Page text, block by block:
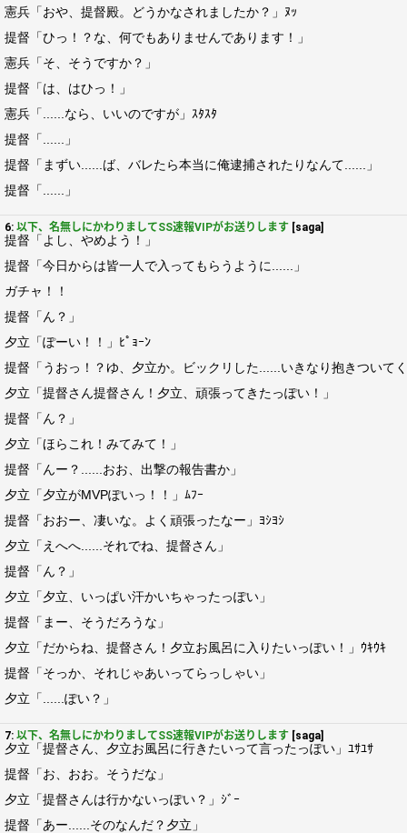
憲兵「おや、提督殿。どうかなされましたか？」ﾇｯ
提督「ひっ！？な、何でもありませんであります！」
憲兵「そ、そうですか？」
提督「は、はひっ！」
憲兵「......なら、いいのですが」ｽﾀｽﾀ
提督「......」
提督「まずい......ば、バレたら本当に俺逮捕されたりなんて......」
提督「......」
6: 以下、名無しにかわりましてSS速報VIPがお送りします [saga]
提督「よし、やめよう！」
提督「今日からは皆一人で入ってもらうように......」
ガチャ！！
提督「ん？」
夕立「ぽーい！！」ﾋﾟｮｰﾝ
提督「うおっ！？ゆ、夕立か。ビックリした......いきなり抱きついてく
夕立「提督さん提督さん！夕立、頑張ってきたっぽい！」
提督「ん？」
夕立「ほらこれ！みてみて！」
提督「んー？......おお、出撃の報告書か」
夕立「夕立がMVPぽいっ！！」ﾑﾌｰ
提督「おおー、凄いな。よく頑張ったなー」ﾖｼﾖｼ
夕立「えへへ......それでね、提督さん」
提督「ん？」
夕立「夕立、いっぱい汗かいちゃったっぽい」
提督「まー、そうだろうな」
夕立「だからね、提督さん！夕立お風呂に入りたいっぽい！」ｳｷｳｷ
提督「そっか、それじゃあいってらっしゃい」
夕立「......ぽい？」
7: 以下、名無しにかわりましてSS速報VIPがお送りします [saga]
夕立「提督さん、夕立お風呂に行きたいって言ったっぽい」ﾕｻﾕｻ
提督「お、おお。そうだな」
夕立「提督さんは行かないっぽい？」ｼﾞｰ
提督「あー......そのなんだ？夕立」